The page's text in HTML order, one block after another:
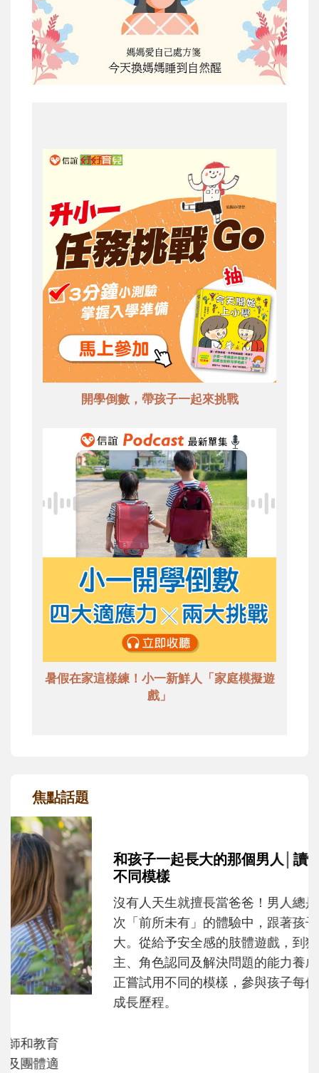
開學倒數，帶孩子一起來挑戰
暑假在家這樣練！小一新鮮人「家庭模擬遊
戲」
焦點話題
和孩子一起長大的那個男人│讀懂父親的
不同模樣
沒有人天生就擅長當爸爸！男人總是在一次
次「前所未有」的體驗中，跟著孩子一起長
大。從給予安全感的肢體遊戲，到獨立自
主、角色認同及解決問題的能力養成。爸爸
正嘗試用不同的模樣，參與孩子每個重要的